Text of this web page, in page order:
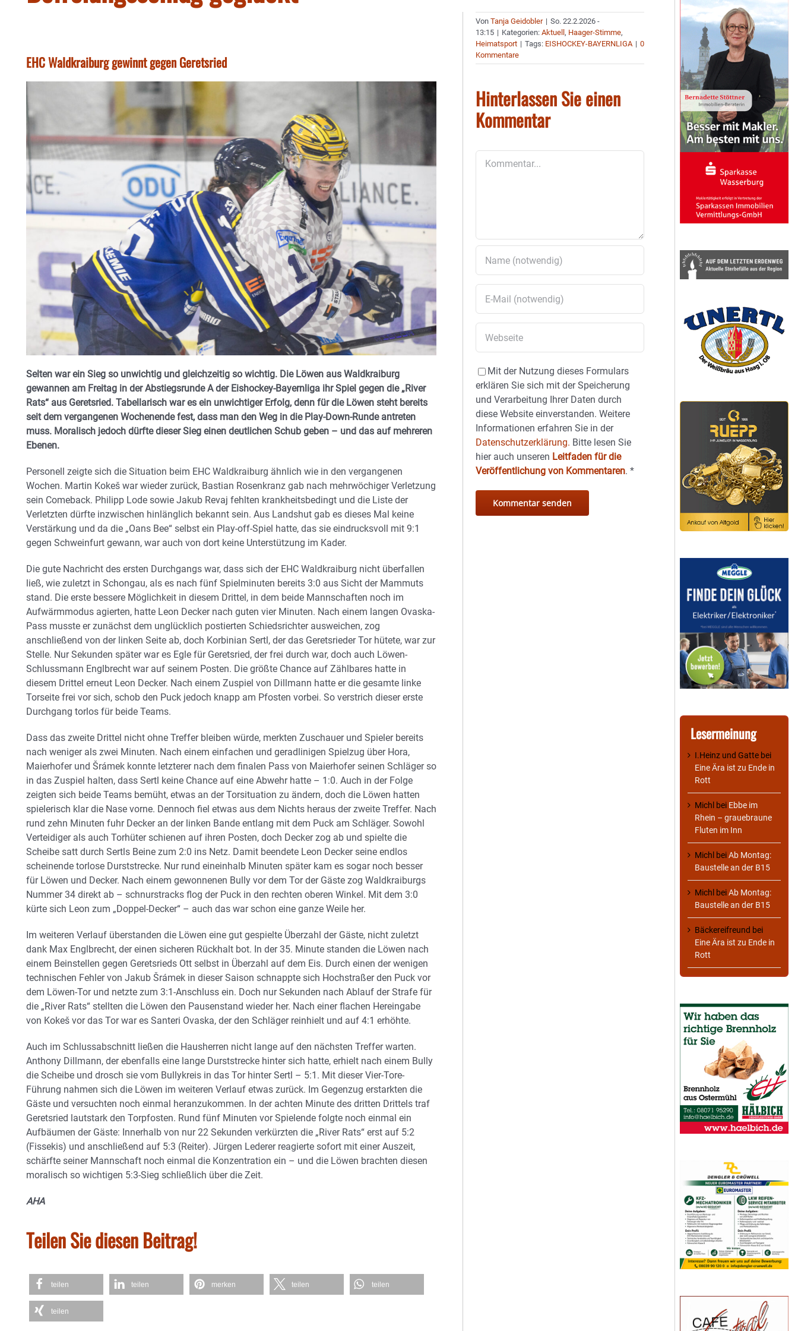
EHC Waldkraiburg gewinnt gegen Geretsried
Selten war ein Sieg so unwichtig und gleichzeitig so wichtig. Die Löwen aus Waldkraiburg
gewannen am Freitag in der Abstiegsrunde A der Eishockey-Bayernliga ihr Spiel gegen die „River
Rats“ aus Geretsried. Tabellarisch war es ein unwichtiger Erfolg, denn für die Löwen steht bereits
seit dem vergangenen Wochenende fest, dass man den Weg in die Play-Down-Runde antreten
muss. Moralisch jedoch dürfte dieser Sieg einen deutlichen Schub geben – und das auf mehreren
Ebenen.
Personell zeigte sich die Situation beim EHC Waldkraiburg ähnlich wie in den vergangenen
Wochen. Martin Kokeš war wieder zurück, Bastian Rosenkranz gab nach mehrwöchiger Verletzung
sein Comeback. Philipp Lode sowie Jakub Revaj fehlten krankheitsbedingt und die Liste der
Verletzten dürfte inzwischen hinlänglich bekannt sein. Aus Landshut gab es dieses Mal keine
Verstärkung und da die „Oans Bee“ selbst ein Play-off-Spiel hatte, das sie eindrucksvoll mit 9:1
gegen Schweinfurt gewann, war auch von dort keine Unterstützung im Kader.
Die gute Nachricht des ersten Durchgangs war, dass sich der EHC Waldkraiburg nicht überfallen
ließ, wie zuletzt in Schongau, als es nach fünf Spielminuten bereits 3:0 aus Sicht der Mammuts
stand. Die erste bessere Möglichkeit in diesem Drittel, in dem beide Mannschaften noch im
Aufwärmmodus agierten, hatte Leon Decker nach guten vier Minuten. Nach einem langen Ovaska-
Pass musste er zunächst dem unglücklich postierten Schiedsrichter ausweichen, zog
anschließend von der linken Seite ab, doch Korbinian Sertl, der das Geretsrieder Tor hütete, war zur
Stelle. Nur Sekunden später war es Egle für Geretsried, der frei durch war, doch auch Löwen-
Schlussmann Englbrecht war auf seinem Posten. Die größte Chance auf Zählbares hatte in
diesem Drittel erneut Leon Decker. Nach einem Zuspiel von Dillmann hatte er die gesamte linke
Torseite frei vor sich, schob den Puck jedoch knapp am Pfosten vorbei. So verstrich dieser erste
Durchgang torlos für beide Teams.
Dass das zweite Drittel nicht ohne Treffer bleiben würde, merkten Zuschauer und Spieler bereits
nach weniger als zwei Minuten. Nach einem einfachen und geradlinigen Spielzug über Hora,
Maierhofer und Šrámek konnte letzterer nach dem finalen Pass von Maierhofer seinen Schläger so
in das Zuspiel halten, dass Sertl keine Chance auf eine Abwehr hatte – 1:0. Auch in der Folge
zeigten sich beide Teams bemüht, etwas an der Torsituation zu ändern, doch die Löwen hatten
spielerisch klar die Nase vorne. Dennoch fiel etwas aus dem Nichts heraus der zweite Treffer. Nach
rund zehn Minuten fuhr Decker an der linken Bande entlang mit dem Puck am Schläger. Sowohl
Verteidiger als auch Torhüter schienen auf ihren Posten, doch Decker zog ab und spielte die
Scheibe satt durch Sertls Beine zum 2:0 ins Netz. Damit beendete Leon Decker seine endlos
scheinende torlose Durststrecke. Nur rund eineinhalb Minuten später kam es sogar noch besser
für Löwen und Decker. Nach einem gewonnenen Bully vor dem Tor der Gäste zog Waldkraiburgs
Nummer 34 direkt ab – schnurstracks flog der Puck in den rechten oberen Winkel. Mit dem 3:0
kürte sich Leon zum „Doppel-Decker“ – auch das war schon eine ganze Weile her.
Im weiteren Verlauf überstanden die Löwen eine gut gespielte Überzahl der Gäste, nicht zuletzt
dank Max Englbrecht, der einen sicheren Rückhalt bot. In der 35. Minute standen die Löwen nach
einem Beinstellen gegen Geretsrieds Ott selbst in Überzahl auf dem Eis. Durch einen der wenigen
technischen Fehler von Jakub Šrámek in dieser Saison schnappte sich Hochstraßer den Puck vor
dem Löwen-Tor und netzte zum 3:1-Anschluss ein. Doch nur Sekunden nach Ablauf der Strafe für
die „River Rats“ stellten die Löwen den Pausenstand wieder her. Nach einer flachen Hereingabe
von Kokeš vor das Tor war es Santeri Ovaska, der den Schläger reinhielt und auf 4:1 erhöhte.
Auch im Schlussabschnitt ließen die Hausherren nicht lange auf den nächsten Treffer warten.
Anthony Dillmann, der ebenfalls eine lange Durststrecke hinter sich hatte, erhielt nach einem Bully
die Scheibe und drosch sie vom Bullykreis in das Tor hinter Sertl – 5:1. Mit dieser Vier-Tore-
Führung nahmen sich die Löwen im weiteren Verlauf etwas zurück. Im Gegenzug erstarkten die
Gäste und versuchten noch einmal heranzukommen. In der achten Minute des dritten Drittels traf
Geretsried lautstark den Torpfosten. Rund fünf Minuten vor Spielende folgte noch einmal ein
Aufbäumen der Gäste: Innerhalb von nur 22 Sekunden verkürzten die „River Rats“ erst auf 5:2
(Fissekis) und anschließend auf 5:3 (Reiter). Jürgen Lederer reagierte sofort mit einer Auszeit,
schärfte seiner Mannschaft noch einmal die Konzentration ein – und die Löwen brachten diesen
moralisch so wichtigen 5:3-Sieg schließlich über die Zeit.
AHA
Teilen Sie diesen Beitrag!
teilen teilen merken teilen teilen
teilen
VonTanja Geidobler | So. 22.2.2026 -
13:15 | Kategorien:Aktuell, Haager-Stimme,
Heimatsport | Tags: EISHOCKEY-BAYERNLIGA | 0
Kommentare
Hinterlassen Sie einen
Kommentar
Mit der Nutzung dieses Formulars
erklären Sie sich mit der Speicherung
und Verarbeitung Ihrer Daten durch
diese Website einverstanden. Weitere
Informationen erfahren Sie in der
Datenschutzerklärung. Bitte lesen Sie
hier auch unseren Leitfaden für die
Veröffentlichung von Kommentaren.*
Lesermeinung
I.Heinz und Gatte bei
Eine Ära ist zu Ende in
Rott
Michl bei Ebbe im
Rhein – grauebraune
Fluten im Inn
Michl beiAb Montag:
Baustelle an der B15
Michl beiAb Montag:
Baustelle an der B15
Bäckereifreund bei
Eine Ära ist zu Ende in
Rott